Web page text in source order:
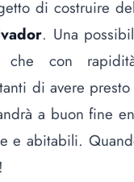
di costruire
. Una
che con
di avere
a buon fine
e abitabili.